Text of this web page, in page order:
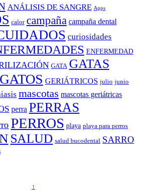
ANÁLISIS DE SANGRE Apps
calor campaña campaña dental
curiosidades
ENFERMEDAD
GATA GATAS
GATOS GERIÁTRICOS julio junio
mascotas mascotas geriátricas
perra PERRAS
PERROS playa playa para perros
SALUD salud bucodental SARRO
↑